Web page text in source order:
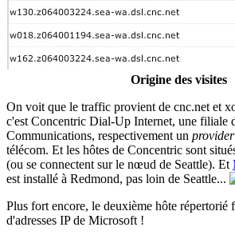
Origine des visites
On voit que le traffic provient de cnc.net et
c'est Concentric Dial-Up Internet, une filiale
Communications, respectivement un provider
télécom. Et les hôtes de Concentric sont
(ou se connectent sur le nœud de Seattle). Et
est installé à Redmond, pas loin de Seattle...
Plus fort encore, le deuxième hôte répertorié
d'adresses IP de Microsoft !